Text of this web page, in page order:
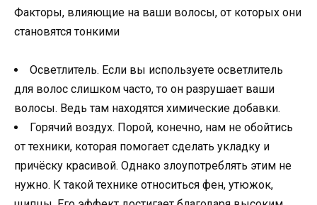
Факторы, влияющие на ваши волосы, от которых они
становятся тонкими
Осветлитель. Если вы используете осветлитель
для волос слишком часто, то он разрушает ваши
волосы. Ведь там находятся химические добавки.
Горячий воздух. Порой, конечно, нам не обойтись
от техники, которая помогает сделать укладку и
причёску красивой. Однако злоупотреблять этим не
нужно. К такой технике относиться фен, утюжок,